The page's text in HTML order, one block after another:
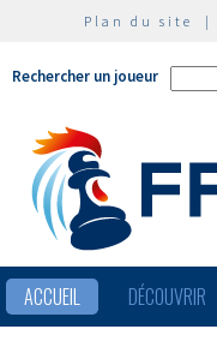
Plan du site |
Rechercher un joueur
ACCUEIL DÉCOUVRIR